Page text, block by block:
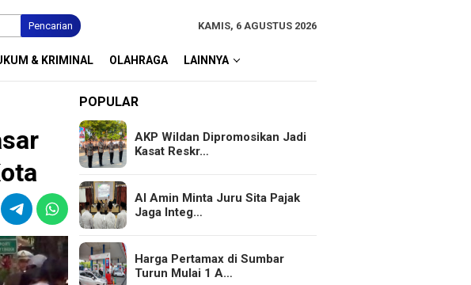
Pencarian KAMIS, 6 AGUSTUS 2026
& KRIMINAL OLAHRAGA LAINNYA
POPULAR
AKP Wildan Dipromosikan Jadi
Kasat Reskr…
Al Amin Minta Juru Sita Pajak
Jaga Integ…
Harga Pertamax di Sumbar
Turun Mulai 1 A…